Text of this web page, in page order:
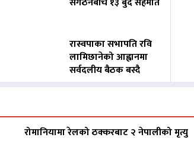
रास्वपाका सभापति रवि
लामिछानेको आह्वानमा
सर्वदलीय बैठक बस्दै
रोमानियामा रेलको ठक्करबाट २ नेपालीको मृत्यु